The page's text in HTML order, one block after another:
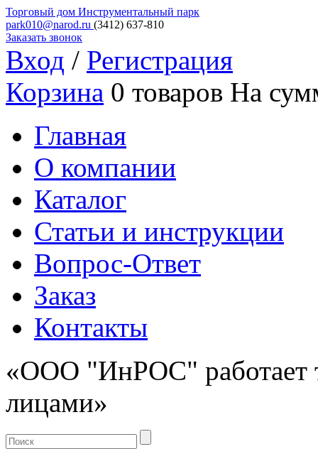
Торговый дом Инструментальный парк
park010@narod.ru (3412) 637-810
Заказать звонок
Вход / Регистрация
Корзина 0 товаров На
Главная
О компании
Каталог
Статьи и инструкции
Вопрос-Ответ
Заказ
Контакты
«ООО "ИнРОС" работает
лицами»